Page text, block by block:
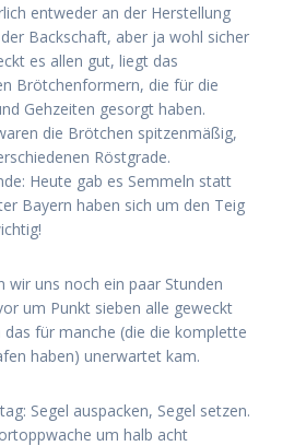
entweder an der Herstellung
Backschaft, aber ja wohl sicher
es allen gut, liegt das
Brötchenformern, die für die
Gehzeiten gesorgt haben.
die Brötchen spitzenmäßig,
Röstgrade.
Heute gab es Semmeln statt
Bayern haben sich um den Teig
wir uns noch ein paar Stunden
um Punkt sieben alle geweckt
für manche (die die komplette
haben) unerwartet kam.
Segel auspacken, Segel setzen.
um halb acht